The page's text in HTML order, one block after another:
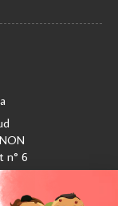
n° 6